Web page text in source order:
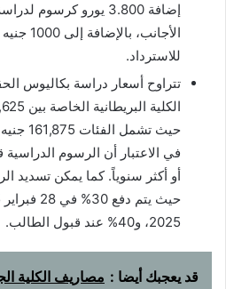
إضافة 3.800 يورو كرسوم
للاسترداد.
تتراوح أسعار دراسة بكاليوس
أو أكثر سنوياً. كما يمكن
2025، و40% عند قبول الطالب.
قد يعجبك أيضا : مصاريف الكلية